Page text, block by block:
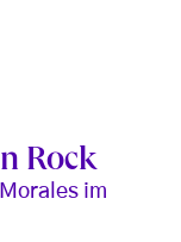
Rock
im